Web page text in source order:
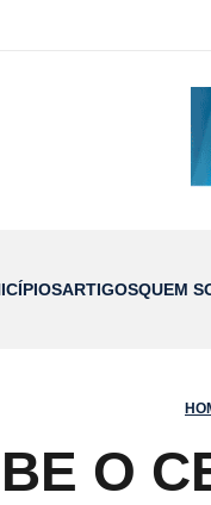
ARTIGOSQUEM
O